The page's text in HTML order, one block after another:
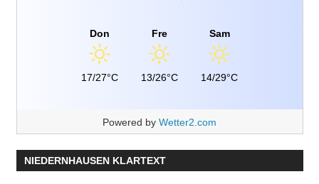
Don
17/27°C
Fre
13/26°C
Sam
14/29°C
Powered by Wetter2.com
NIEDERNHAUSEN KLARTEXT